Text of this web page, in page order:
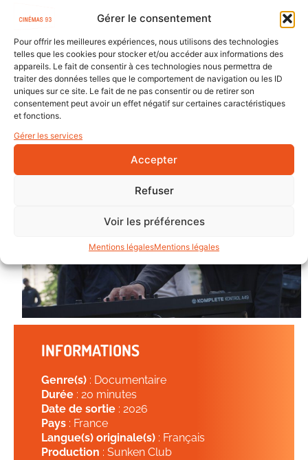
Gérer le consentement
Pour offrir les meilleures expériences, nous utilisons des technologies
telles que les cookies pour stocker et/ou accéder aux informations des
appareils. Le fait de consentir à ces technologies nous permettra de
traiter des données telles que le comportement de navigation ou les ID
uniques sur ce site. Le fait de ne pas consentir ou de retirer son
consentement peut avoir un effet négatif sur certaines caractéristiques
et fonctions.
Gérer les services
Accepter
Refuser
Voir les préférences
Mentions légalesMentions légales
INFORMATIONS
Genre(s) : Documentaire
Durée : 20 minutes
Date de sortie : 2026
Pays : France
Langue(s) originale(s) : Français
Production : Sunken Club